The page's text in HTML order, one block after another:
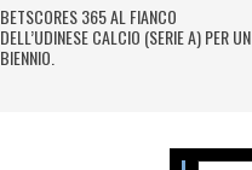
BETSCORES 365 AL FIANCO
DELL’UDINESE CALCIO (SERIE A) PER UN
BIENNIO.